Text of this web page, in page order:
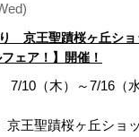
京王聖蹟桜ヶ丘シ
ェア！】開催！
10（木）～7/16（水
京王聖蹟桜ヶ丘ショ